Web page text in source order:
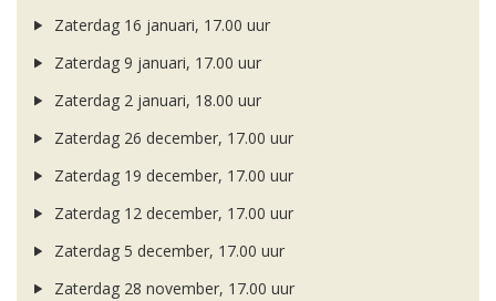
Zaterdag 16 januari, 17.00 uur
Zaterdag 9 januari, 17.00 uur
Zaterdag 2 januari, 18.00 uur
Zaterdag 26 december, 17.00 uur
Zaterdag 19 december, 17.00 uur
Zaterdag 12 december, 17.00 uur
Zaterdag 5 december, 17.00 uur
Zaterdag 28 november, 17.00 uur